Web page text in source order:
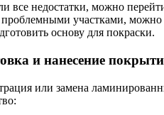
все недостатки, можно
участками,
основу для покраски.
и нанесение
или замена